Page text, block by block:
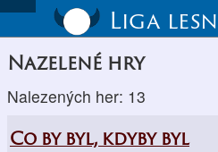
Liga
Nazelené hry
Nalezených her: 13
Co by byl, kdyby byl